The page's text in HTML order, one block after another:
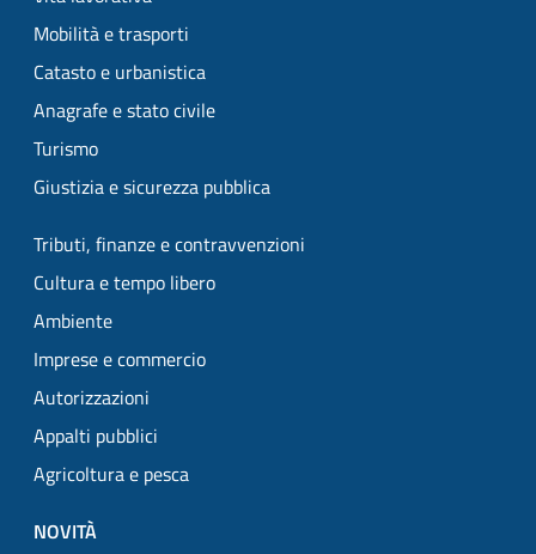
Mobilità e trasporti
Catasto e urbanistica
Anagrafe e stato civile
Turismo
Giustizia e sicurezza pubblica
Tributi, finanze e contravvenzioni
Cultura e tempo libero
Ambiente
Imprese e commercio
Autorizzazioni
Appalti pubblici
Agricoltura e pesca
NOVITÀ